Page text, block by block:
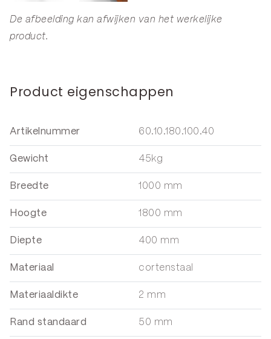
De afbeelding kan afwijken van het werkelijke
product.
Product eigenschappen
Artikelnummer 60.10.180.100.40
Gewicht 45kg
Breedte 1000 mm
Hoogte 1800 mm
Diepte 400 mm
Materiaal cortenstaal
Materiaaldikte 2 mm
Rand standaard 50 mm